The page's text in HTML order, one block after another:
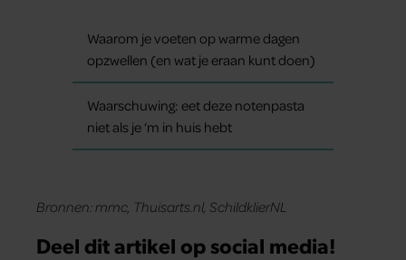
Waarom je voeten op warme dagen
opzwellen (en wat je eraan kunt doen)
Waarschuwing: eet deze notenpasta
niet als je ‘m in huis hebt
Bronnen: mmc, Thuisarts.nl, SchildklierNL
Deel dit artikel op social media!